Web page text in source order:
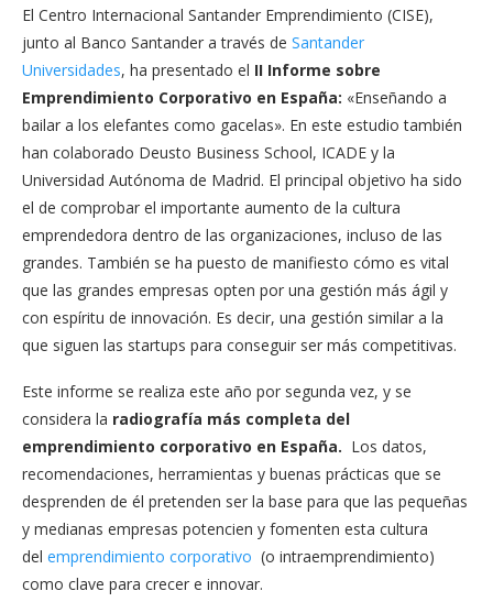
El Centro Internacional Santander Emprendimiento (CISE),
junto al Banco Santander a través de Santander
Universidades, ha presentado el II Informe sobre
Emprendimiento Corporativo en España: «Enseñando a
bailar a los elefantes como gacelas». En este estudio también
han colaborado Deusto Business School, ICADE y la
Universidad Autónoma de Madrid. El principal objetivo ha sido
el de comprobar el importante aumento de la cultura
emprendedora dentro de las organizaciones, incluso de las
grandes. También se ha puesto de manifiesto cómo es vital
que las grandes empresas opten por una gestión más ágil y
con espíritu de innovación. Es decir, una gestión similar a la
que siguen las startups para conseguir ser más competitivas.
Este informe se realiza este año por segunda vez, y se
considera la radiografía más completa del
emprendimiento corporativo en España. Los datos,
recomendaciones, herramientas y buenas prácticas que se
desprenden de él pretenden ser la base para que las pequeñas
y medianas empresas potencien y fomenten esta cultura
del emprendimiento corporativo (o intraemprendimiento)
como clave para crecer e innovar.